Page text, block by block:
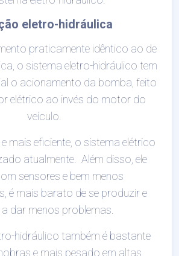
eletro-hidráulica
praticamente idêntico ao de
o sistema eletro-hidráulico tem
o acionamento da bomba, feito
elétrico ao invés do motor do
veículo.
mais eficiente, o sistema elétrico
atualmente. Além disso, ele
sensores e bem menos
é mais barato de se produzir e
a dar menos problemas.
hidráulico também é bastante
e mais pesado em altas